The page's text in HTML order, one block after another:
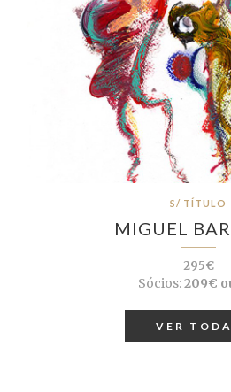
S/ TÍTULO
MIGUEL
295€
Sócios:209€
VER